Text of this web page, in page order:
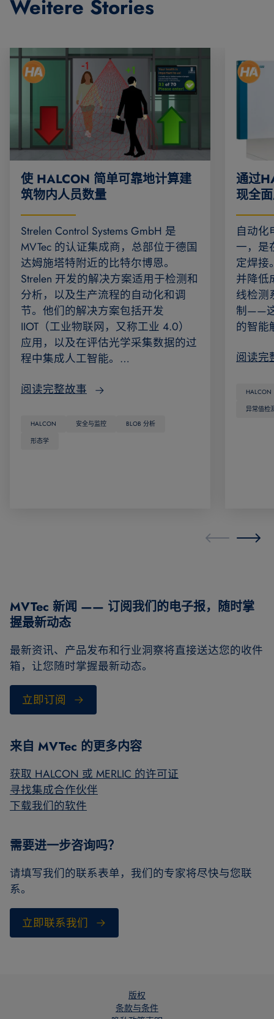
Weitere Stories
使 HALCON 简单可靠地计算建
筑物内人员数量
Strelen Control Systems GmbH 是
MVTec 的认证集成商，总部位于德国
达姆施塔特附近的比特尔博恩。
Strelen 开发的解决方案适用于检测和
分析，以及生产流程的自动化和调
节。他们的解决方案包括开发
IIOT（工业物联网，又称工业 4.0）
应用，以及在评估光学采集数据的过
程中集成人工智能。…
阅读完整故事
HALCON 安全与监控
BLOB 分析
形态学
通过
现全
自动化
一，是
定焊接
并降低
线检测
制——
的智
阅读完
HALCON
异常值检
MVTec 新闻 —— 订阅我们的电子报，随时掌
握最新动态
最新资讯、产品发布和行业洞察将直接送达您的收件
箱，让您随时掌握最新动态。
立即订阅
来自 MVTec 的更多内容
获取 HALCON 或 MERLIC 的许可证
寻找集成合作伙伴
下载我们的软件
需要进一步咨询吗？
请填写我们的联系表单，我们的专家将尽快与您联
系。
立即联系我们
版权
条款与条件